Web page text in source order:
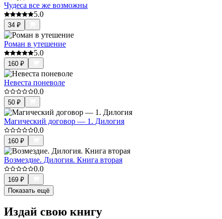
Чудеса все же возможны
5.0
34 ₽
Роман в утешение
5.0
160 ₽
Невеста поневоле
0.0
50 ₽
Магический договор — 1. Дилогия
0.0
160 ₽
Возмездие. Дилогия. Книга вторая
0.0
169 ₽
Показать ещё
Издай свою книгу